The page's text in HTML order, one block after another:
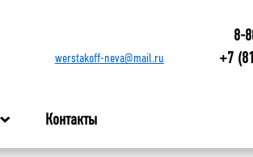
werstakoff-neva@mail.ru
8-
+7
Контакты